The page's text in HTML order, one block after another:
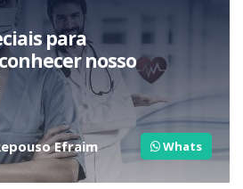
para
nosso
Efraim Whats